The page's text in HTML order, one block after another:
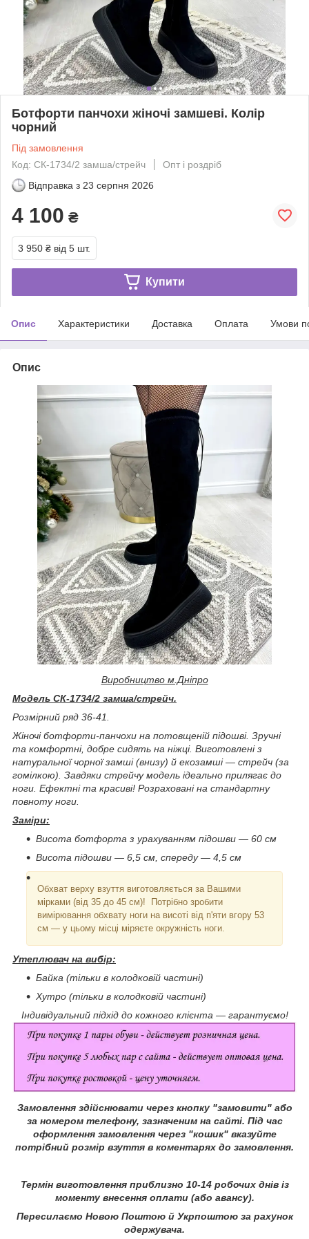
Ботфорти панчохи жіночі замшеві. Колір
чорний
Під замовлення
Код: СК-1734/2 замша/стрейч
Опт і роздріб
Відправка з 23 серпня 2026
4 100 ₴
3 950 ₴ від 5 шт.
Купити
Опис Характеристики Доставка Оплата Умови
Опис
Виробництво м.Дніпро
Модель СК-1734/2 замша/стрейч.
Розмірний ряд 36-41.
Жіночі ботфорти-панчохи на потовщеній підошві. Зручні
та комфортні, добре сидять на ніжці. Виготовлені з
натуральної чорної замші (внизу) й екозамші — стрейч (за
гомілкою). Завдяки стрейчу модель ідеально прилягає до
ноги. Ефектні та красиві! Розраховані на стандартну
повноту ноги.
Заміри:
Висота ботфорта з урахуванням підошви — 60 см
Висота підошви — 6,5 см, спереду — 4,5 см
Обхват верху взуття виготовляється за Вашими
мірками (від 35 до 45 см)! Потрібно зробити
вимірювання обхвату ноги на висоті від п'яти вгору 53
см — у цьому місці міряєте окружність ноги.
Утеплювач на вибір:
Байка (тільки в колодковій частині)
Хутро (тільки в колодковій частині)
Індивідуальний підхід до кожного клієнта — гарантуємо!
Замовлення здійснювати через кнопку "замовити" або
за номером телефону, зазначеним на сайті. Під час
оформлення замовлення через "кошик" вказуйте
потрібний розмір взуття в коментарях до замовлення.
Термін виготовлення приблизно 10-14 робочих днів із
моменту внесення оплати (або авансу).
Пересилаємо Новою Поштою й Укрпоштою за рахунок
одержувача.